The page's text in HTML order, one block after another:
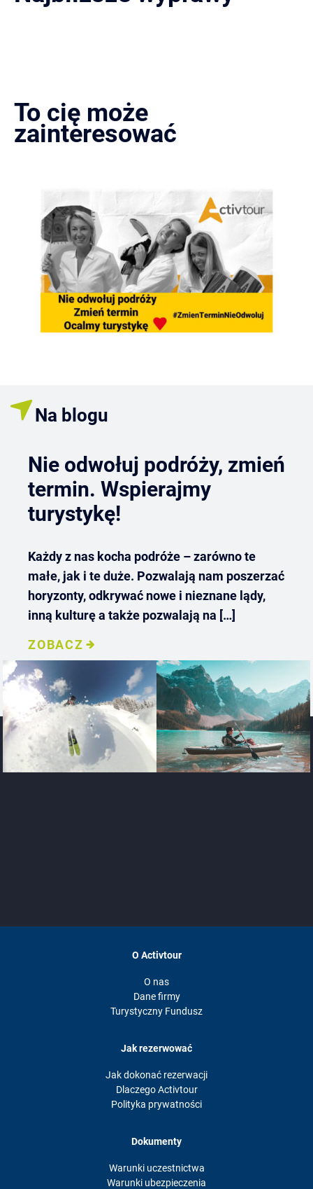
To cię może
zainteresować
Na blogu
Nie odwołuj podróży, zmień
termin. Wspierajmy
turystykę!
Każdy z nas kocha podróże – zarówno te
małe, jak i te duże. Pozwalają nam poszerzać
horyzonty, odkrywać nowe i nieznane lądy,
inną kulturę a także pozwalają na […]
ZOBACZ
O Activtour
O nas
Dane firmy
Turystyczny Fundusz
Jak rezerwować
Jak dokonać rezerwacji
Dlaczego Activtour
Polityka prywatności
Dokumenty
Warunki uczestnictwa
Warunki ubezpieczenia